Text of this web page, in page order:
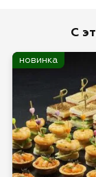
Отзыв*
С
новинка